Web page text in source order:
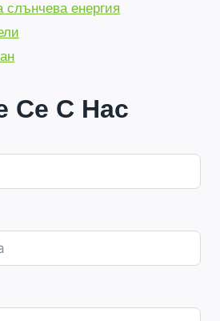
слънчева енергия
Се С Нас